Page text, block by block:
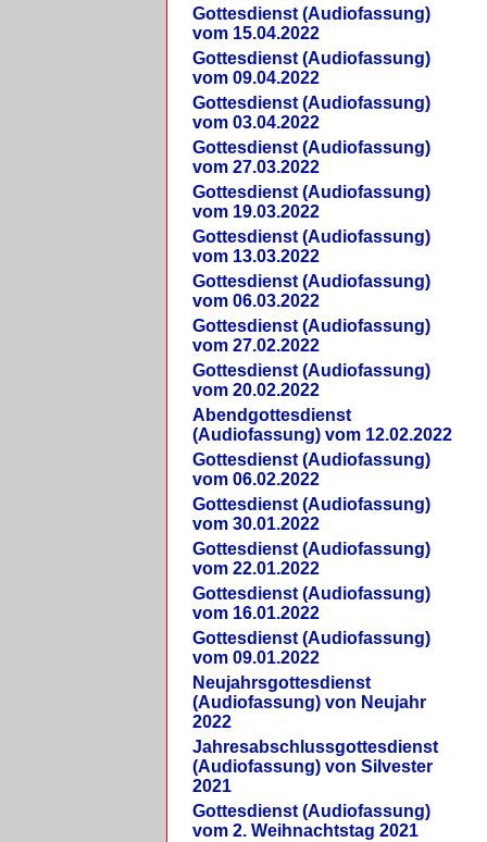
Gottesdienst (Audiofassung)
vom 15.04.2022
Gottesdienst (Audiofassung)
vom 09.04.2022
Gottesdienst (Audiofassung)
vom 03.04.2022
Gottesdienst (Audiofassung)
vom 27.03.2022
Gottesdienst (Audiofassung)
vom 19.03.2022
Gottesdienst (Audiofassung)
vom 13.03.2022
Gottesdienst (Audiofassung)
vom 06.03.2022
Gottesdienst (Audiofassung)
vom 27.02.2022
Gottesdienst (Audiofassung)
vom 20.02.2022
Abendgottesdienst
(Audiofassung) vom 12.02.2022
Gottesdienst (Audiofassung)
vom 06.02.2022
Gottesdienst (Audiofassung)
vom 30.01.2022
Gottesdienst (Audiofassung)
vom 22.01.2022
Gottesdienst (Audiofassung)
vom 16.01.2022
Gottesdienst (Audiofassung)
vom 09.01.2022
Neujahrsgottesdienst
(Audiofassung) von Neujahr
2022
Jahresabschlussgottesdienst
(Audiofassung) von Silvester
2021
Gottesdienst (Audiofassung)
vom 2. Weihnachtstag 2021